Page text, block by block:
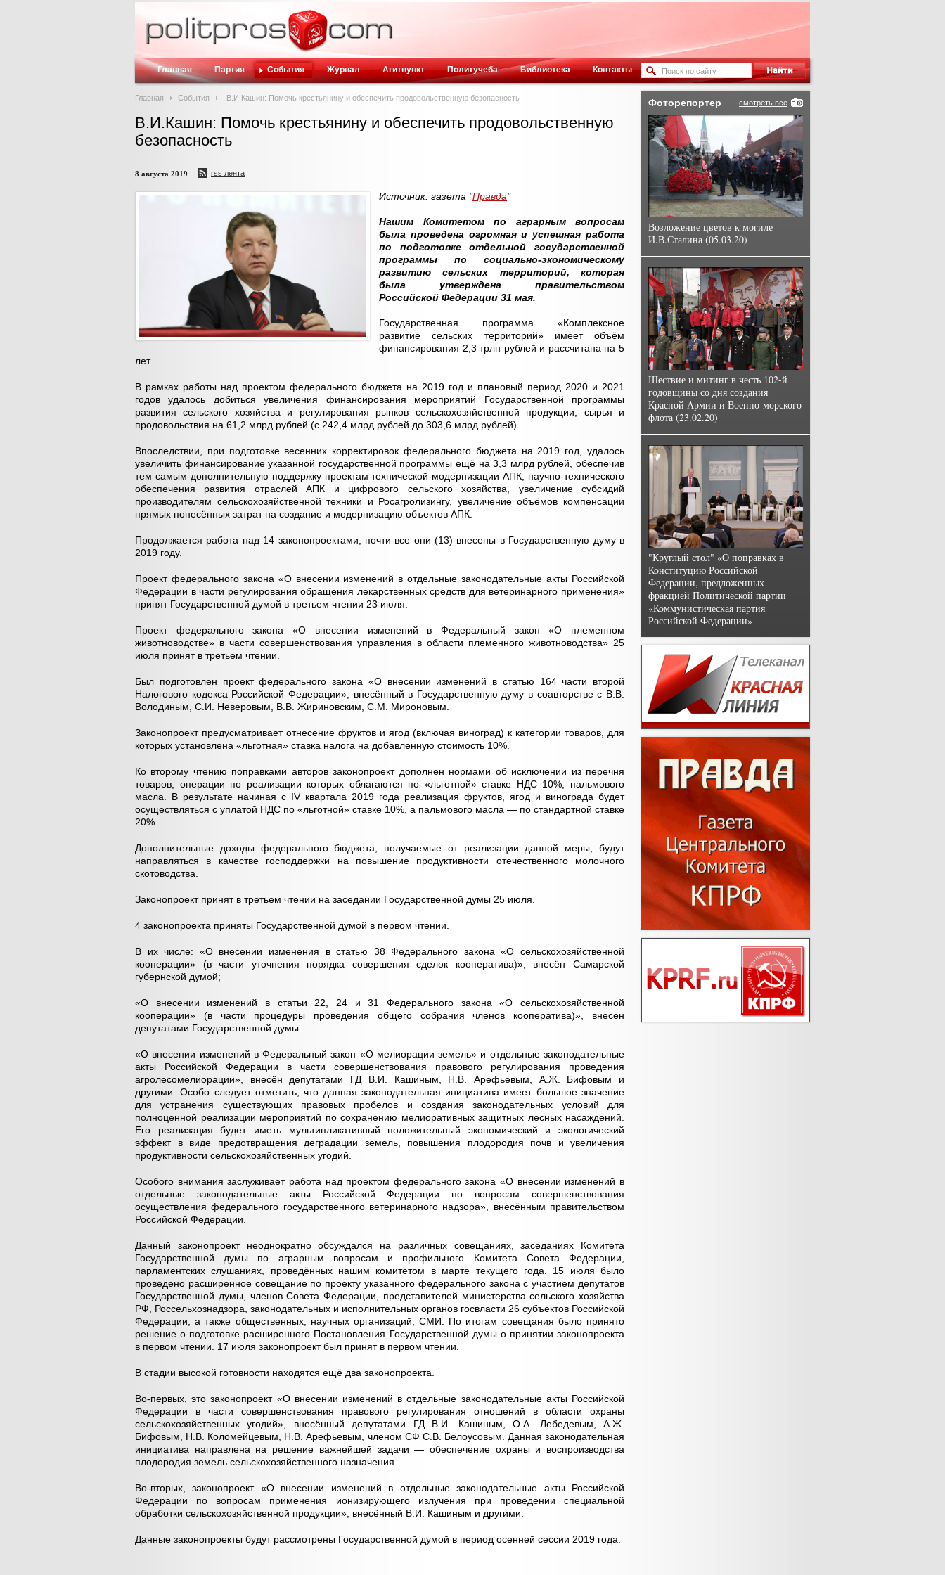
Главная Партия События Журнал Агитпункт Политучеба Библиотека Контакты
Главная События В.И.Кашин: Помочь крестьянину и обеспечить продовольственную безопасность
В.И.Кашин: Помочь крестьянину и обеспечить продовольственную
безопасность
8 августа 2019 rss лента
Источник: газета "Правда"
Нашим Комитетом по аграрным вопросам
была проведена огромная и успешная работа
по подготовке отдельной государственной
программы по социально-экономическому
развитию сельских территорий, которая
была утверждена правительством
Российской Федерации 31 мая.
Государственная программа «Комплексное
развитие сельских территорий» имеет объём
финансирования 2,3 трлн рублей и рассчитана на 5
лет.
В рамках работы над проектом федерального бюджета на 2019 год и плановый период 2020 и 2021
годов удалось добиться увеличения финансирования мероприятий Государственной программы
развития сельского хозяйства и регулирования рынков сельскохозяйственной продукции, сырья и
продовольствия на 61,2 млрд рублей (с 242,4 млрд рублей до 303,6 млрд рублей).
Впоследствии, при подготовке весенних корректировок федерального бюджета на 2019 год, удалось
увеличить финансирование указанной государственной программы ещё на 3,3 млрд рублей, обеспечив
тем самым дополнительную поддержку проектам технической модернизации АПК, научно-технического
обеспечения развития отраслей АПК и цифрового сельского хозяйства, увеличение субсидий
производителям сельскохозяйственной техники и Росагролизингу, увеличение объёмов компенсации
прямых понесённых затрат на создание и модернизацию объектов АПК.
Продолжается работа над 14 законопроектами, почти все они (13) внесены в Государственную думу в
2019 году.
Проект федерального закона «О внесении изменений в отдельные законодательные акты Российской
Федерации в части регулирования обращения лекарственных средств для ветеринарного применения»
принят Государственной думой в третьем чтении 23 июля.
Проект федерального закона «О внесении изменений в Федеральный закон «О племенном
животноводстве» в части совершенствования управления в области племенного животноводства» 25
июля принят в третьем чтении.
Был подготовлен проект федерального закона «О внесении изменений в статью 164 части второй
Налогового кодекса Российской Федерации», внесённый в Государственную думу в соавторстве с В.В.
Володиным, С.И. Неверовым, В.В. Жириновским, С.М. Мироновым.
Законопроект предусматривает отнесение фруктов и ягод (включая виноград) к категории товаров, для
которых установлена «льготная» ставка налога на добавленную стоимость 10%.
Ко второму чтению поправками авторов законопроект дополнен нормами об исключении из перечня
товаров, операции по реализации которых облагаются по «льготной» ставке НДС 10%, пальмового
масла. В результате начиная с IV квартала 2019 года реализация фруктов, ягод и винограда будет
осуществляться с уплатой НДС по «льготной» ставке 10%, а пальмового масла — по стандартной ставке
20%.
Дополнительные доходы федерального бюджета, получаемые от реализации данной меры, будут
направляться в качестве господдержки на повышение продуктивности отечественного молочного
скотоводства.
Законопроект принят в третьем чтении на заседании Государственной думы 25 июля.
4 законопроекта приняты Государственной думой в первом чтении.
В их числе: «О внесении изменения в статью 38 Федерального закона «О сельскохозяйственной
кооперации» (в части уточнения порядка совершения сделок кооператива)», внесён Самарской
губернской думой;
«О внесении изменений в статьи 22, 24 и 31 Федерального закона «О сельскохозяйственной
кооперации» (в части процедуры проведения общего собрания членов кооператива)», внесён
депутатами Государственной думы.
«О внесении изменений в Федеральный закон «О мелиорации земель» и отдельные законодательные
акты Российской Федерации в части совершенствования правового регулирования проведения
агролесомелиорации», внесён депутатами ГД В.И. Кашиным, Н.В. Арефьевым, А.Ж. Бифовым и
другими. Особо следует отметить, что данная законодательная инициатива имеет большое значение
для устранения существующих правовых пробелов и создания законодательных условий для
полноценной реализации мероприятий по сохранению мелиоративных защитных лесных насаждений.
Его реализация будет иметь мультипликативный положительный экономический и экологический
эффект в виде предотвращения деградации земель, повышения плодородия почв и увеличения
продуктивности сельскохозяйственных угодий.
Особого внимания заслуживает работа над проектом федерального закона «О внесении изменений в
отдельные законодательные акты Российской Федерации по вопросам совершенствования
осуществления федерального государственного ветеринарного надзора», внесённым правительством
Российской Федерации.
Данный законопроект неоднократно обсуждался на различных совещаниях, заседаниях Комитета
Государственной думы по аграрным вопросам и профильного Комитета Совета Федерации,
парламентских слушаниях, проведённых нашим комитетом в марте текущего года. 15 июля было
проведено расширенное совещание по проекту указанного федерального закона с участием депутатов
Государственной думы, членов Совета Федерации, представителей министерства сельского хозяйства
РФ, Россельхознадзора, законодательных и исполнительных органов госвласти 26 субъектов Российской
Федерации, а также общественных, научных организаций, СМИ. По итогам совещания было принято
решение о подготовке расширенного Постановления Государственной думы о принятии законопроекта
в первом чтении. 17 июля законопроект был принят в первом чтении.
В стадии высокой готовности находятся ещё два законопроекта.
Во-первых, это законопроект «О внесении изменений в отдельные законодательные акты Российской
Федерации в части совершенствования правового регулирования отношений в области охраны
сельскохозяйственных угодий», внесённый депутатами ГД В.И. Кашиным, О.А. Лебедевым, А.Ж.
Бифовым, Н.В. Коломейцевым, Н.В. Арефьевым, членом СФ С.В. Белоусовым. Данная законодательная
инициатива направлена на решение важнейшей задачи — обеспечение охраны и воспроизводства
плодородия земель сельскохозяйственного назначения.
Во-вторых, законопроект «О внесении изменений в отдельные законодательные акты Российской
Федерации по вопросам применения ионизирующего излучения при проведении специальной
обработки сельскохозяйственной продукции», внесённый В.И. Кашиным и другими.
Данные законопроекты будут рассмотрены Государственной думой в период осенней сессии 2019 года.
смотреть все
Фоторепортер
Возложение цветов к могиле
И.В.Сталина (05.03.20)
Шествие и митинг в честь 102-й
годовщины со дня создания
Красной Армии и Военно-морского
флота (23.02.20)
"Круглый стол" «О поправках в
Конституцию Российской
Федерации, предложенных
фракцией Политической партии
«Коммунистическая партия
Российской Федерации»